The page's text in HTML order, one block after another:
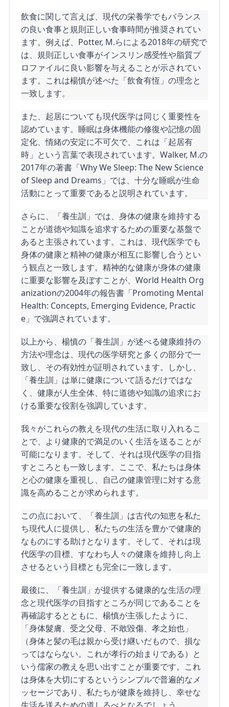
飲食に関して言えば、現代の栄養学でもバランス
の良い食事と規則正しい食事時間が推奨されてい
ます。例えば、Potter, M.らによる2018年の研究で
は、規則正しい食事がインスリン感受性や脂質プ
ロファイルに良い影響を与えることが示されてい
ます。これは楊慎が述べた「飲食有恆」の理念と
一致します。
また、起居についても現代医学は同じく重要性を
認めています。睡眠は身体機能の修復や記憶の固
定化、情緒の安定に不可欠で、これは「起居有
時」という言葉で表現されています。Walker, M.の
2017年の著書「Why We Sleep: The New Science
of Sleep and Dreams」では、十分な睡眠が生命
活動にとって重要であると説明されています。
さらに、「養生訓」では、身体の健康を維持する
ことが道徳や知識を追求するための重要な基盤で
あると主張されています。これは、現代医学でも
身体の健康と精神の健康が相互に影響し合うとい
う観点と一致します。精神的な健康が身体の健康
に重要な影響を及ぼすことが、World Health Org
anizationの2004年の報告書「Promoting Mental
Health: Concepts, Emerging Evidence, Practic
e」で強調されています。
以上から、楊慎の「養生訓」が述べる健康維持の
方法や理念は、現代の医学研究と多くの部分で一
致し、その有効性が証明されています。しかし、
「養生訓」は単に健康について語るだけではな
く、健康が人生全体、特に道徳や知識の追求にお
ける重要な役割を強調しています。
我々がこれらの教えを現代の生活に取り入れるこ
とで、より健康的で満足のいく生活を送ることが
可能になります。そして、それは現代医学の目指
すところとも一致します。ここで、私たちは身体
と心の健康を重視し、自己の健康管理に対する意
識を高めることが求められます。
この点において、「養生訓」は古代の知恵を私た
ち現代人に提供し、私たちの生活を豊かで健康的
なものにする助けとなります。そして、それは現
代医学の目標、すなわち人々の健康を維持し向上
させるという目標とも完全に一致します。
最後に、「養生訓」が提供する健康的な生活の理
念と現代医学の目指すところが同じであることを
再確認するとともに、楊慎が主張したように、
「身体髮膚、受之父母、不敢毀傷、孝之始也」
（身体と髪の毛は親から受け継いだもので、損な
ってはならない。これが孝行の始まりである）と
いう儒家の教えを思い出すことが重要です。これ
は身体を大切にするというシンプルで普遍的なメ
ッセージであり、私たちが健康を維持し、幸せな